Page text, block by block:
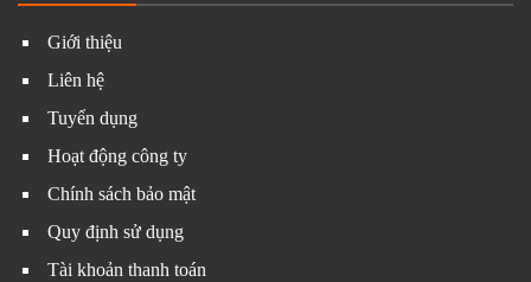
Giới thiệu
Liên hệ
Tuyển dụng
Hoạt động công ty
Chính sách bảo mật
Quy định sử dụng
Tài khoản thanh toán